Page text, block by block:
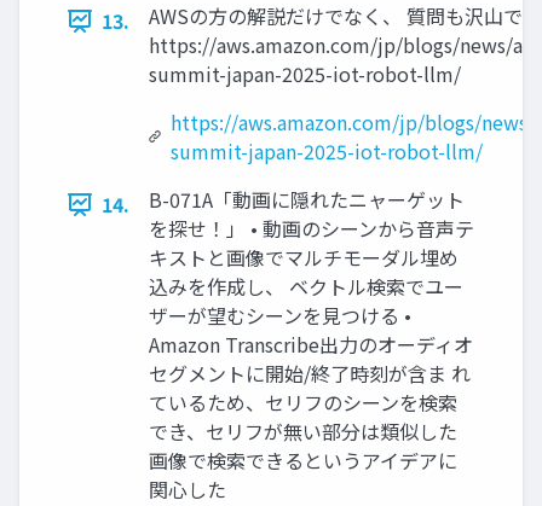
13.
AWSの方の解説だけでなく、 質問も沢山で
https://aws.amazon.com/jp/blogs/news/
summit-japan-2025-iot-robot-llm/
https://aws.amazon.com/jp/blogs/news/
summit-japan-2025-iot-robot-llm/
14.
B-071A「動画に隠れたニャーゲット
を探せ！」 • 動画のシーンから音声テ
キストと画像でマルチモーダル埋め
込みを作成し、 ベクトル検索でユー
ザーが望むシーンを見つける •
Amazon Transcribe出力のオーディオ
セグメントに開始/終了時刻が含ま れ
ているため、セリフのシーンを検索
でき、セリフが無い部分は類似した
画像で検索できるというアイデアに
関心した